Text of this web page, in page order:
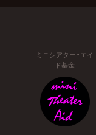
ミニシアター・エイ
ド基金